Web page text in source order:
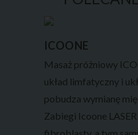
ICOONE
Masaż próżniowy
układ limfatyczny i
pobudza wymianę
Zabiegi Icoone